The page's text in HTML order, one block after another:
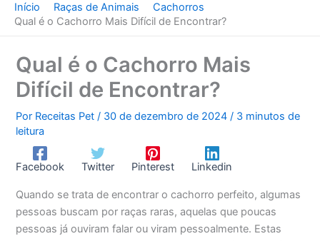
Início Raças de Animais
Cachorros
Qual é o Cachorro Mais Difícil de Encontrar?
Qual é o Cachorro Mais
Difícil de Encontrar?
Por Receitas Pet/ 30 de dezembro de 2024/ 3 minutos de
leitura
Facebook Twitter Pinterest Linkedin
Quando se trata de encontrar o cachorro perfeito, algumas
pessoas buscam por raças raras, aquelas que poucas
pessoas já ouviram falar ou viram pessoalmente. Estas